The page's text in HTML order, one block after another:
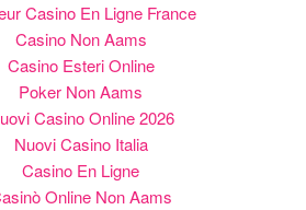
Casino En Ligne France
Casino Non Aams
Casino Esteri Online
Poker Non Aams
Casino Online 2026
Nuovi Casino Italia
Casino En Ligne
Online Non Aams